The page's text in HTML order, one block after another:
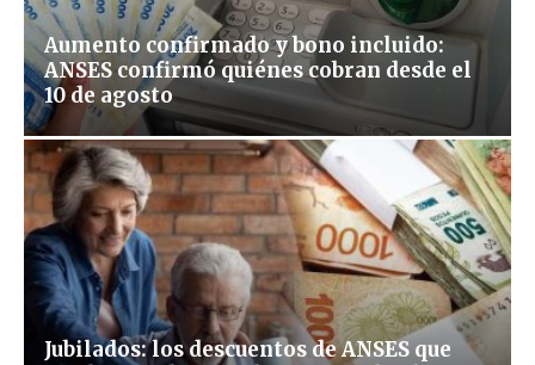
Aumento confirmado y bono incluido:
ANSES confirmó quiénes cobran desde el
10 de agosto
Jubilados: los descuentos de ANSES que